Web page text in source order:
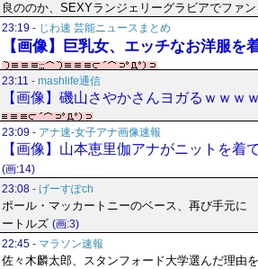
良ののか、SEXYランジェリーグラビアでファン
23:19 - じわ速 芸能ニュースまとめ
【画像】巨乳女、エッチなお洋服を
23:11 - mashlife通信
【画像】磯山さやかさんヨガるｗｗｗ
23:09 - アナ速‐女子アナ画像速報
【画像】山本恵里伽アナがニットを着
(画:14)
23:08 - げーすぽch
ポール・マッカートニーのベース、再び手元
ートルズ (画:3)
22:45 - マラソン速報
佐々木麟太郎、スタンフォード大学選んだ理由